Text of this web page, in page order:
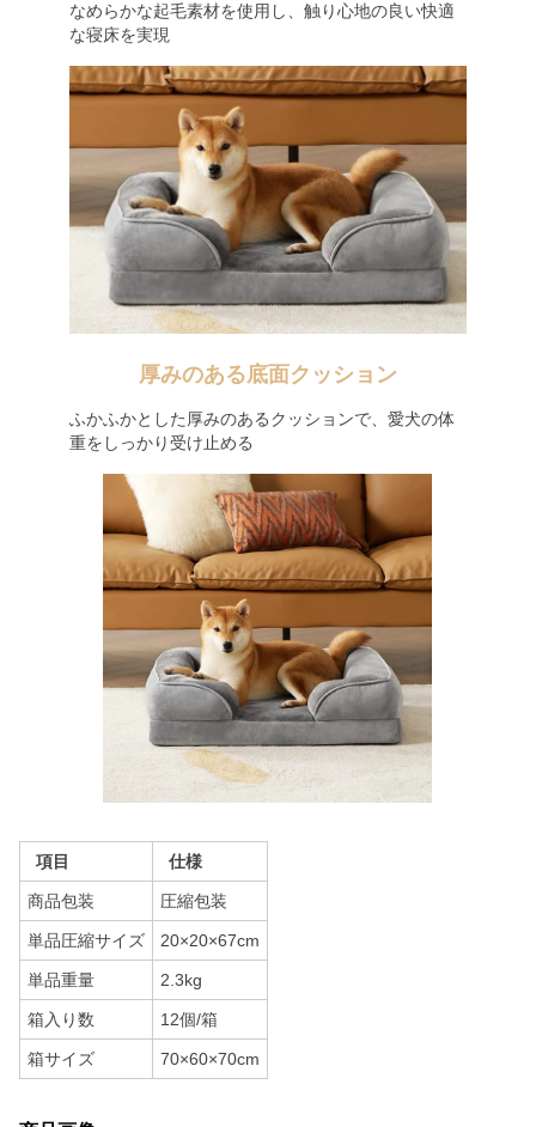
なめらかな起毛素材を使用し、触り心地の良い快適
な寝床を実現
厚みのある底面クッション
ふかふかとした厚みのあるクッションで、愛犬の体
重をしっかり受け止める
項目 仕様
商品包装 圧縮包装
単品圧縮サイズ 20×20×67cm
単品重量 2.3kg
箱入り数 12個/箱
箱サイズ 70×60×70cm